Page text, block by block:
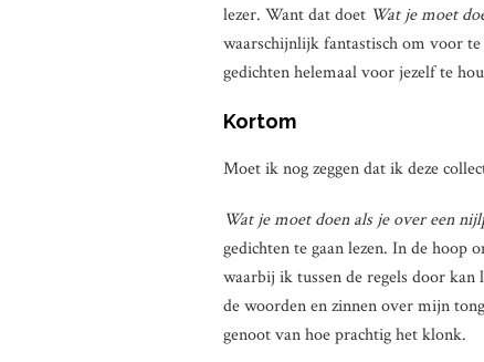
lezer. Want dat doet Wat je moet
waarschijnlijk fantastisch om voor
gedichten helemaal voor jezelf te
Kortom
Moet ik nog zeggen dat ik deze
Wat je moet doen als je over een
gedichten te gaan lezen. In de hoop
waarbij ik tussen de regels door
de woorden en zinnen over mijn
genoot van hoe prachtig het klonk.